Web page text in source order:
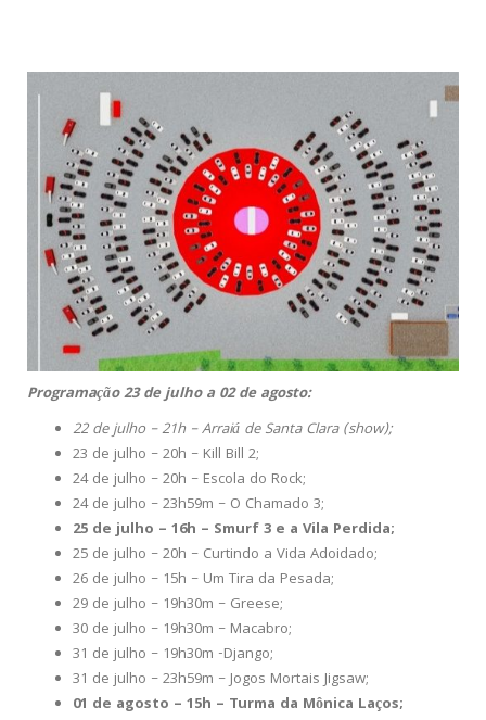
Programação 23 de julho a 02 de agosto:
22 de julho – 21h – Arraiá de Santa Clara (show);
23 de julho – 20h – Kill Bill 2;
24 de julho – 20h – Escola do Rock;
24 de julho – 23h59m – O Chamado 3;
25 de julho – 16h – Smurf 3 e a Vila Perdida;
25 de julho – 20h – Curtindo a Vida Adoidado;
26 de julho – 15h – Um Tira da Pesada;
29 de julho – 19h30m – Greese;
30 de julho – 19h30m – Macabro;
31 de julho – 19h30m -Django;
31 de julho – 23h59m – Jogos Mortais Jigsaw;
01 de agosto – 15h – Turma da Mônica Laços;